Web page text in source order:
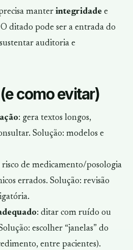
manter integridade e
O ditado pode ser a entrada do
auditoria e
como evitar)
: gera textos longos,
Solução: modelos e
risco de medicamento/posologia
errados. Solução: revisão
: ditar com ruído ou
escolher “janelas” do
entre pacientes).